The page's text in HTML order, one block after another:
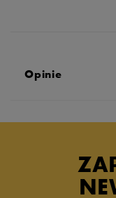
Opinie